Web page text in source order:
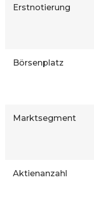
Erstnotierung
Börsenplatz
Marktsegment
Aktienanzahl